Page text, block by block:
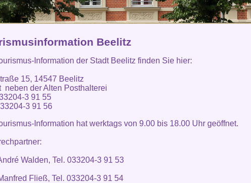
Beelitz
Information der Stadt Beelitz finden Sie hier:
15, 14547 Beelitz
neben der Alten Posthalterei
3 91 55
3 91 56
Information hat werktags von 9.00 bis 18.00 Uhr geöffnet.
Walden, Tel. 033204-3 91 53
Fließ, Tel. 033204-3 91 54